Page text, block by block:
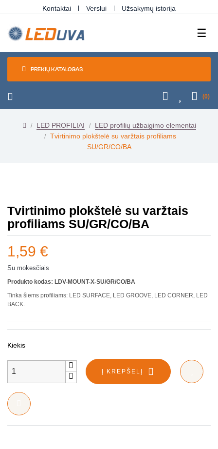
Kontaktai Verslui Užsakymų istorija
☰
PREKIŲ KATALOGAS
(0)
LED PROFILIAI
LED profilių užbaigimo elementai
Tvirtinimo plokštelė su varžtais profiliams
SU/GR/CO/BA
Tvirtinimo plokštelė su varžtais
profiliams SU/GR/CO/BA
1,59 €
Su mokesčiais
Produkto kodas: LDV-MOUNT-X-SU/GR/CO/BA
Tinka šiems profiliams: LED SURFACE, LED GROOVE, LED CORNER, LED
BACK.
Kiekis
Į KREPŠELĮ